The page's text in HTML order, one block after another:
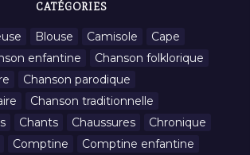
CATÉGORIES
Blouse Camisole
Cape
enfantine
Chanson folklorique
Chanson parodique
Chanson traditionnelle
Chants Chaussures
Chronique
Comptine
Comptine enfantine